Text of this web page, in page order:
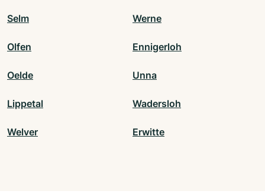
Selm Werne
Olfen Ennigerloh
Oelde Unna
Lippetal Wadersloh
Welver Erwitte